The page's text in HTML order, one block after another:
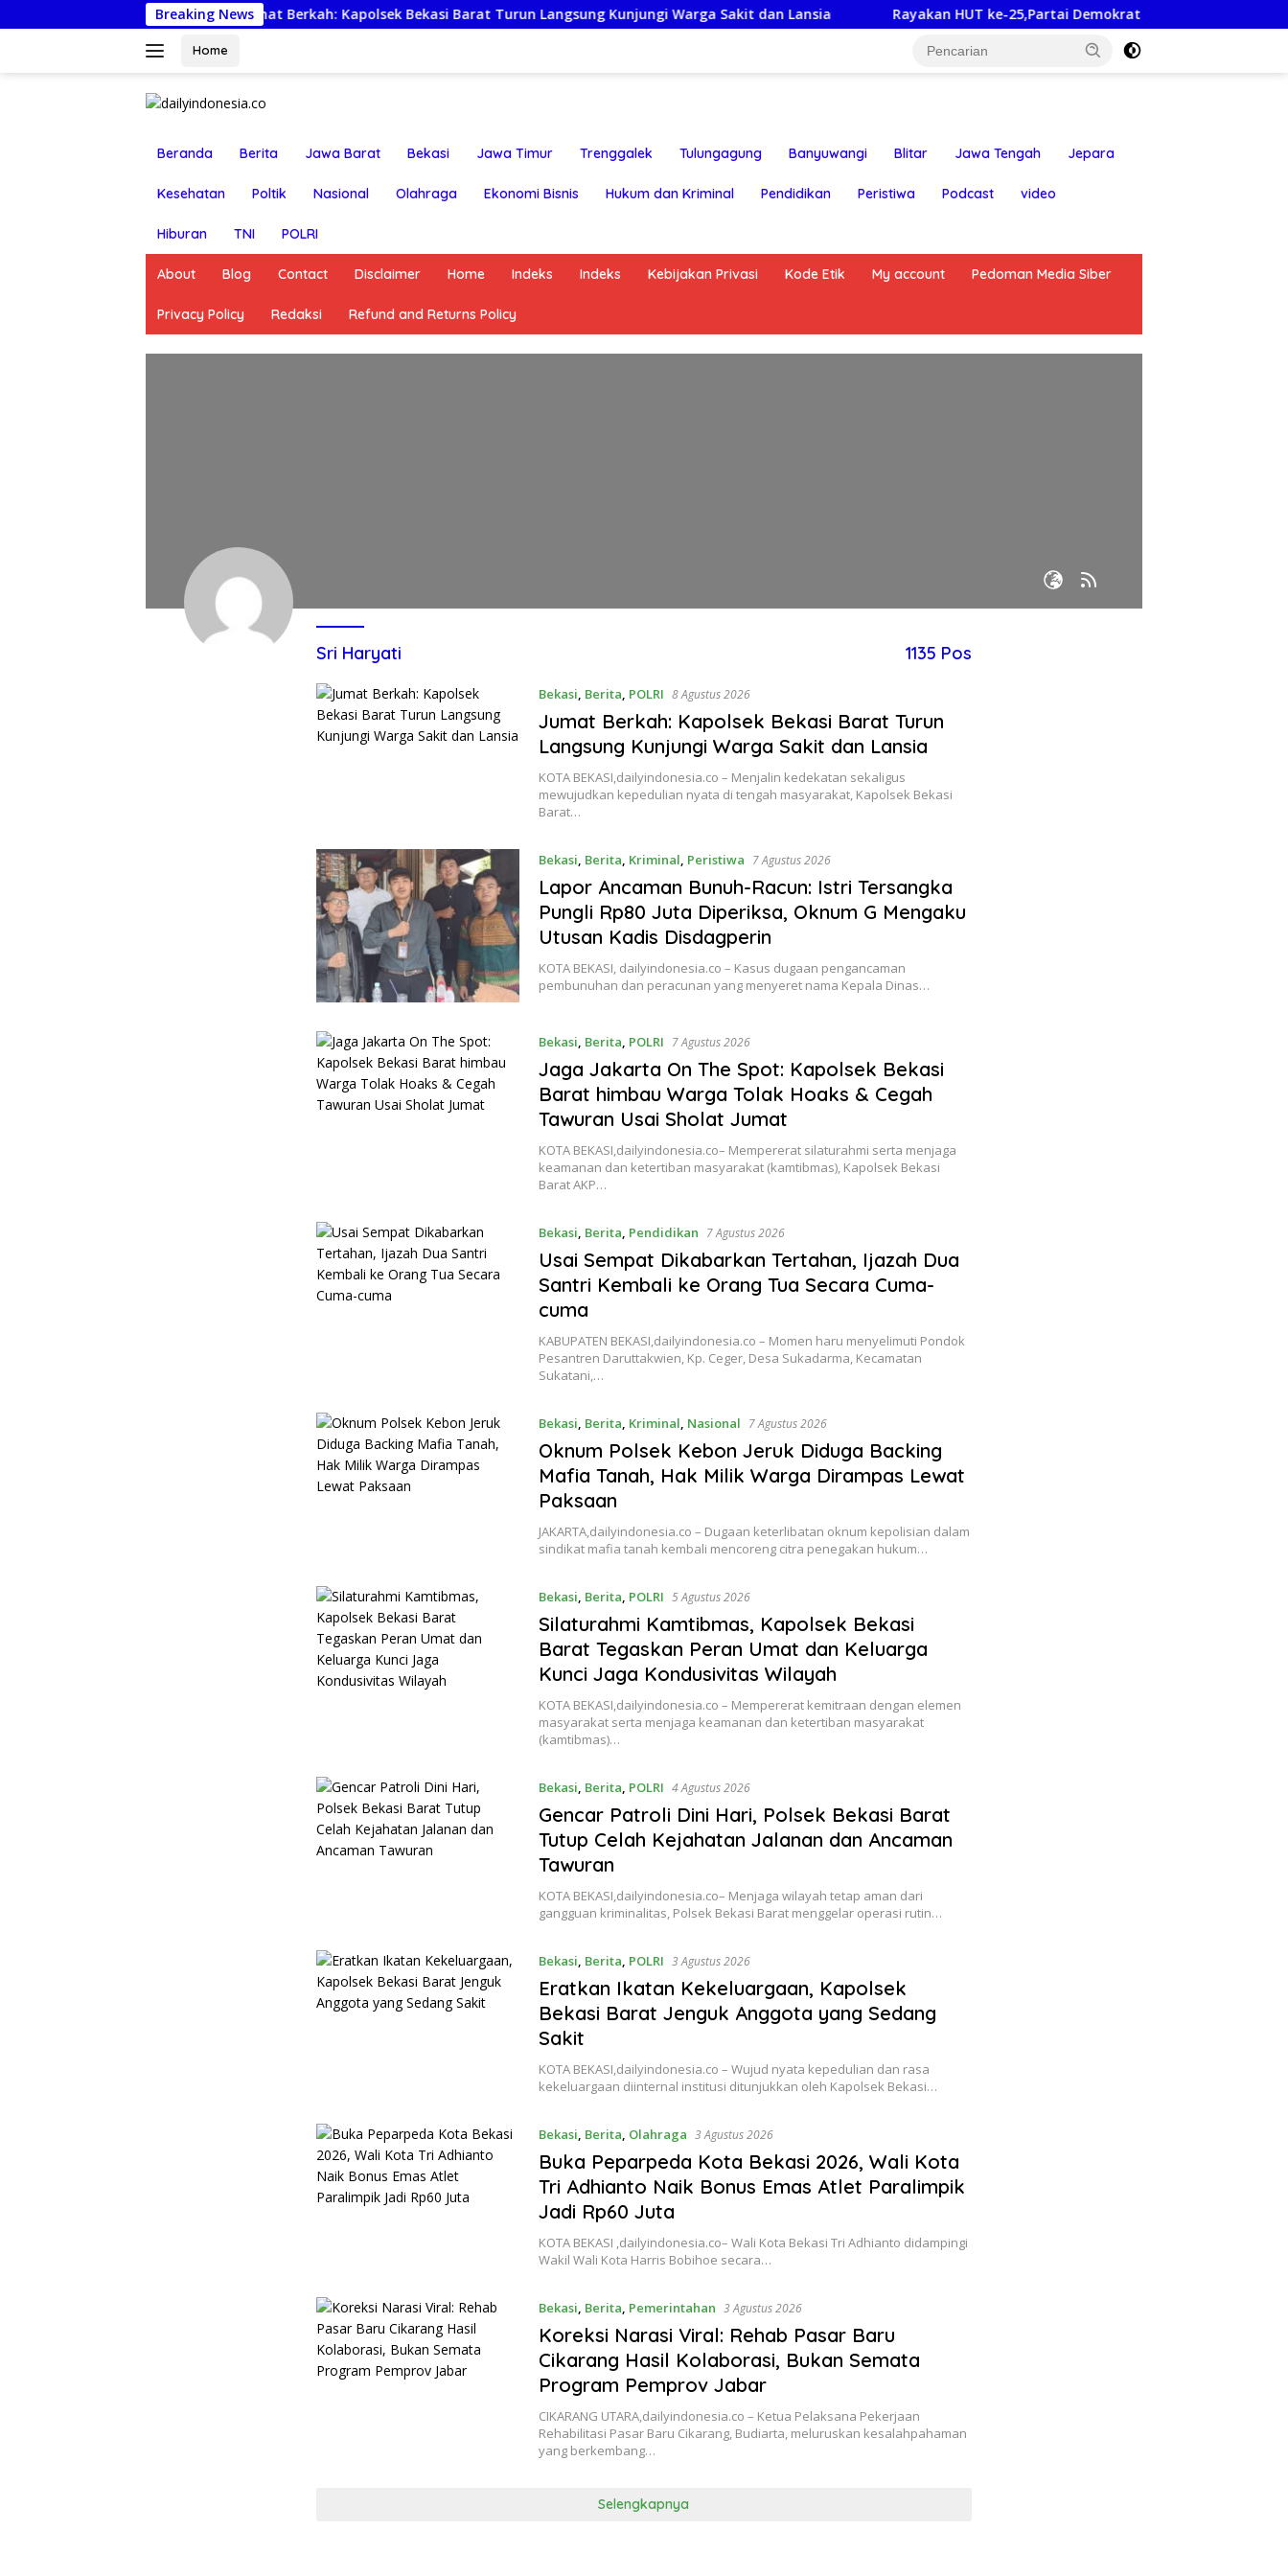
ke
Breaking News
Jumat Berkah: Kapolsek Bekasi Barat Turun Langsung Kunjungi Warga Sakit dan Lansia Rayakan HUT ke-25,Partai Demokrat Banyuwangi Ajak Warga
Home
Beranda Berita Jawa Barat Bekasi Jawa Timur Trenggalek Tulungagung Banyuwangi Blitar Jawa Tengah Jepara
Kesehatan Poltik Nasional Olahraga Ekonomi Bisnis Hukum dan Kriminal Pendidikan Peristiwa Podcast video
Hiburan TNI POLRI
About Blog Contact Disclaimer Home Indeks Indeks Kebijakan Privasi Kode Etik My account Pedoman Media Siber
Privacy Policy Redaksi Refund and Returns Policy
Sri Haryati 1135 Pos
Bekasi Berita POLRI 8 Agustus 2026
Jumat Berkah: Kapolsek Bekasi Barat Turun
Langsung Kunjungi Warga Sakit dan Lansia
KOTA BEKASI,dailyindonesia.co – Menjalin kedekatan sekaligus
mewujudkan kepedulian nyata di tengah masyarakat, Kapolsek Bekasi
Barat…
Bekasi Berita Kriminal Peristiwa 7 Agustus 2026
Lapor Ancaman Bunuh-Racun: Istri Tersangka
Pungli Rp80 Juta Diperiksa, Oknum G Mengaku
Utusan Kadis Disdagperin
KOTA BEKASI, dailyindonesia.co – Kasus dugaan pengancaman
pembunuhan dan peracunan yang menyeret nama Kepala Dinas…
Bekasi, Berita, POLRI 7 Agustus 2026
Jaga Jakarta On The Spot: Kapolsek Bekasi
Barat himbau Warga Tolak Hoaks & Cegah
Tawuran Usai Sholat Jumat
KOTA BEKASI,dailyindonesia.co– Mempererat silaturahmi serta menjaga
keamanan dan ketertiban masyarakat (kamtibmas), Kapolsek Bekasi
Barat AKP…
Bekasi, Berita, Pendidikan 7 Agustus 2026
Usai Sempat Dikabarkan Tertahan, Ijazah Dua
Santri Kembali ke Orang Tua Secara Cuma-
cuma
KABUPATEN BEKASI,dailyindonesia.co – Momen haru menyelimuti Pondok
Pesantren Daruttakwien, Kp. Ceger, Desa Sukadarma, Kecamatan
Sukatani,…
Bekasi, Berita, Kriminal, Nasional 7 Agustus 2026
Oknum Polsek Kebon Jeruk Diduga Backing
Mafia Tanah, Hak Milik Warga Dirampas Lewat
Paksaan
JAKARTA,dailyindonesia.co – Dugaan keterlibatan oknum kepolisian dalam
sindikat mafia tanah kembali mencoreng citra penegakan hukum…
Bekasi, Berita, POLRI 5 Agustus 2026
Silaturahmi Kamtibmas, Kapolsek Bekasi
Barat Tegaskan Peran Umat dan Keluarga
Kunci Jaga Kondusivitas Wilayah
KOTA BEKASI,dailyindonesia.co – Mempererat kemitraan dengan elemen
masyarakat serta menjaga keamanan dan ketertiban masyarakat
(kamtibmas)…
Bekasi, Berita, POLRI 4 Agustus 2026
Gencar Patroli Dini Hari, Polsek Bekasi Barat
Tutup Celah Kejahatan Jalanan dan Ancaman
Tawuran
KOTA BEKASI,dailyindonesia.co– Menjaga wilayah tetap aman dari
gangguan kriminalitas, Polsek Bekasi Barat menggelar operasi rutin…
Bekasi, Berita, POLRI 3 Agustus 2026
Eratkan Ikatan Kekeluargaan, Kapolsek
Bekasi Barat Jenguk Anggota yang Sedang
Sakit
KOTA BEKASI,dailyindonesia.co – Wujud nyata kepedulian dan rasa
kekeluargaan diinternal institusi ditunjukkan oleh Kapolsek Bekasi…
Bekasi, Berita, Olahraga 3 Agustus 2026
Buka Peparpeda Kota Bekasi 2026, Wali Kota
Tri Adhianto Naik Bonus Emas Atlet Paralimpik
Jadi Rp60 Juta
KOTA BEKASI ,dailyindonesia.co– Wali Kota Bekasi Tri Adhianto didampingi
Wakil Wali Kota Harris Bobihoe secara…
Bekasi, Berita, Pemerintahan 3 Agustus 2026
Koreksi Narasi Viral: Rehab Pasar Baru
Cikarang Hasil Kolaborasi, Bukan Semata
Program Pemprov Jabar
CIKARANG UTARA,dailyindonesia.co – Ketua Pelaksana Pekerjaan
Rehabilitasi Pasar Baru Cikarang, Budiarta, meluruskan kesalahpahaman
yang berkembang…
Selengkapnya